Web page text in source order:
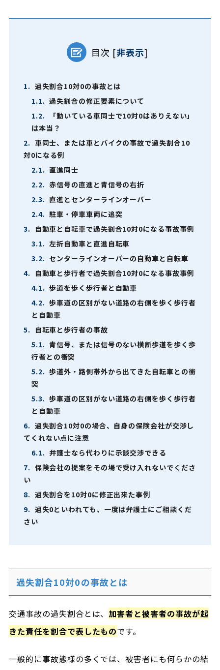
目次 [非表示]
1. 過失割合10対0の事故とは
1.1. 過失割合の修正要素について
1.2.
「動いている車同士で10対0はありえない」
は本当？
2. 車同士、または車とバイクの事故で過失割合10
対0になる例
2.1. 直進同士
2.2. 赤信号の直進と青信号の右折
2.3. 直進とセンターラインオーバー
2.4. 駐車・停車車両に追突
3.
自動車と自転車で過失割合10対0になる事故事例
3.1. 左折自動車と直進自転車
3.2. センターラインオーバーの自動車と自転車
4.
自動車と歩行者で過失割合10対0になる事故事例
4.1. 歩道を歩く歩行者と自動車
4.2. 歩車道の区別がない道路の右側を歩く歩行者
と自動車
5.
自転車と歩行者の事故
5.1. 青信号、または信号のない横断歩道を歩く歩
行者との衝突
5.2. 歩道外・路側帯外から出てきた自転車との衝
突
5.3. 歩車道の区別がない道路の右側を歩く歩行者
と自動車
6. 過失割合10対0の場合、自身の保険会社が交渉し
てくれない点に注意
6.1. 弁護士なら代わりに示談交渉できる
7. 保険会社の提案をその場で受け入れないでくださ
い
8. 過失割合を10対0に修正出来た事例
9. 過失0といわれても、一度は弁護士にご相談くだ
さい
過失割合10対0の事故とは
交通事故の過失割合とは、 加害者と被害者の事故が起
きた責任を割合で表したものです。
一般的に事故態様の多くでは、被害者にも何らかの結